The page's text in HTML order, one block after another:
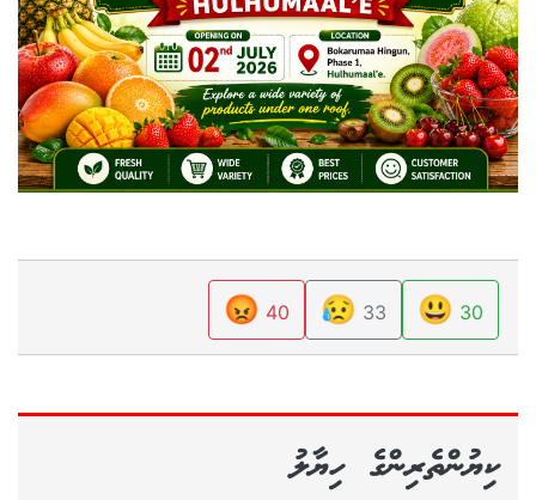
30
😃
33
😥
40
😡
ކިޔުންތެރިންގެ ހިޔާލު